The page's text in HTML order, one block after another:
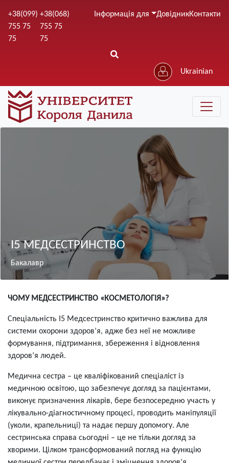
до
+38(099)
755 75
75
+38(068)
755 75
75
Інформація для ДовідникКонтакти
Ukrainian
І5 МЕДСЕСТРИНСТВО
Бакалавр
Зміст
ЧОМУ МЕДСЕСТРИНСТВО «КОСМЕТОЛОГІЯ»?
Спеціальність І5 Медсестринство критично важлива для
системи охорони здоров’я, адже без неї не можливе
формування, підтримання, збереження і відновлення
здоров’я людей.
Медична сестра – це кваліфікований спеціаліст із
медичною освітою, що забезпечує догляд за пацієнтами,
виконує призначення лікарів, бере безпосередню участь у
лікувально-діагностичному процесі, проводить маніпуляції
(уколи, крапельниці) та надає першу допомогу. Але
сестринська справа сьогодні – це не тільки догляд за
хворими. Цілком трансформований погляд на функцію